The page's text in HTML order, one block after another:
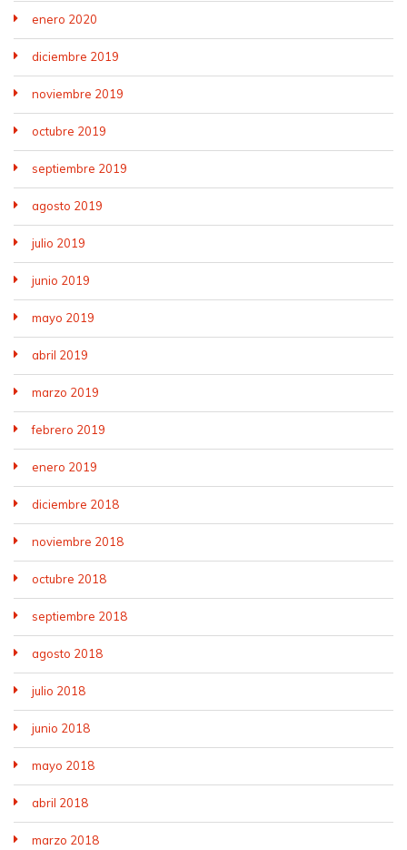
enero 2020
diciembre 2019
noviembre 2019
octubre 2019
septiembre 2019
agosto 2019
julio 2019
junio 2019
mayo 2019
abril 2019
marzo 2019
febrero 2019
enero 2019
diciembre 2018
noviembre 2018
octubre 2018
septiembre 2018
agosto 2018
julio 2018
junio 2018
mayo 2018
abril 2018
marzo 2018